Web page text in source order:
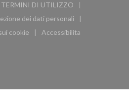
nuova finestra))
TERMINI DI UTILIZZO
((apre una nuova finestra))
dei dati personali
((apre una nuova finestra))
cookie
((apre una nuova finestra))
Accessibilita